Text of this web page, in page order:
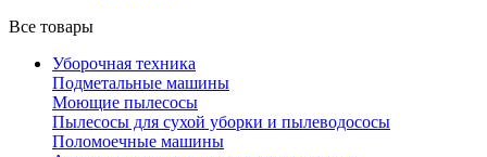
Все товары
Уборочная техника
Подметальные машины
Моющие пылесосы
Пылесосы для сухой уборки и пылеводососы
Поломоечные машины